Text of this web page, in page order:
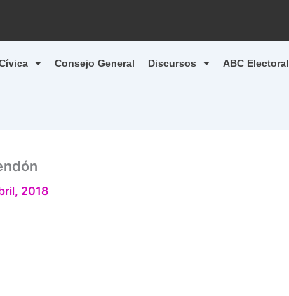
Consejo General Discursos ABC Electoral
2018